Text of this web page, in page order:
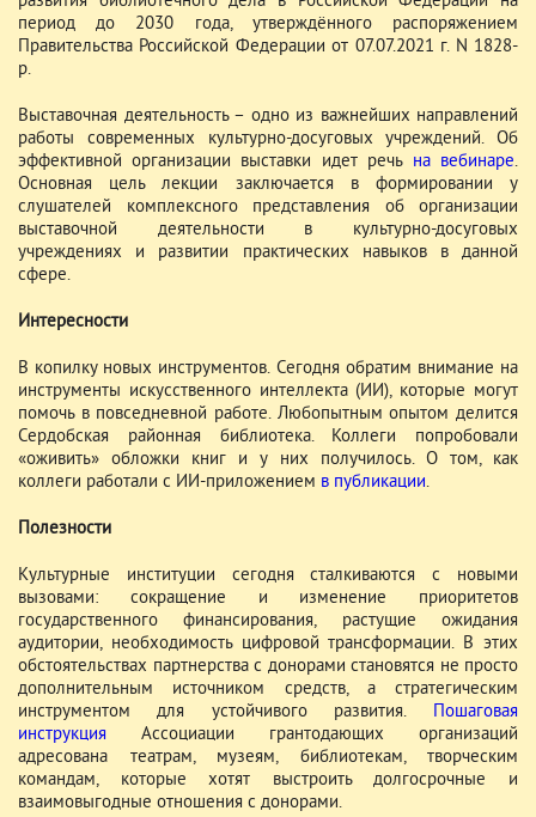
период до 2030 года, утверждённого распоряжением
Правительства Российской Федерации от 07.07.2021 г. N 1828-
р.
Выставочная деятельность – одно из важнейших направлений
работы современных культурно-досуговых учреждений. Об
эффективной организации выставки идет речь на вебинаре.
Основная цель лекции заключается в формировании у
слушателей комплексного представления об организации
выставочной деятельности в культурно-досуговых
учреждениях и развитии практических навыков в данной
сфере.
Интересности
В копилку новых инструментов. Сегодня обратим внимание на
инструменты искусственного интеллекта (ИИ), которые могут
помочь в повседневной работе. Любопытным опытом делится
Сердобская районная библиотека. Коллеги попробовали
«оживить» обложки книг и у них получилось. О том, как
коллеги работали с ИИ-приложением в публикации.
Полезности
Культурные институции сегодня сталкиваются с новыми
вызовами: сокращение и изменение приоритетов
государственного финансирования, растущие ожидания
аудитории, необходимость цифровой трансформации. В этих
обстоятельствах партнерства с донорами становятся не просто
дополнительным источником средств, а стратегическим
инструментом для устойчивого развития. Пошаговая
инструкция Ассоциации грантодающих организаций
адресована театрам, музеям, библиотекам, творческим
командам, которые хотят выстроить долгосрочные и
взаимовыгодные отношения с донорами.